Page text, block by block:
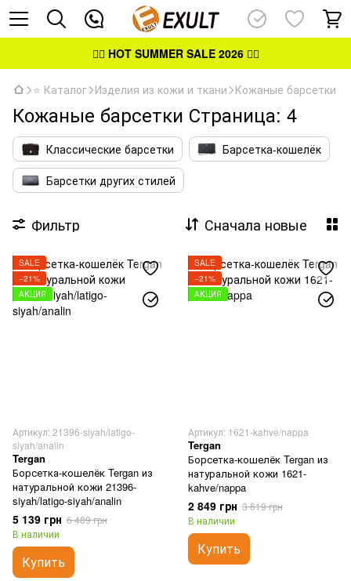
👉🏻 HOT SUMMER SALE 2026👈🏻
⭐ Каталог Изделия из кожи и ткани Кожаные барсетки
Кожаные барсетки Страница: 4
Классические барсетки
Барсетка-кошелёк
Барсетки других стилей
Фильтр Сначала новые
SALE
−21%
АКЦИЯ
Артикул: 21396-siyah/latigo-
siyah/analin
Tergan
Борсетка-кошелёк Tergan из
натуральной кожи 21396-
siyah/latigo-siyah/analin
5 139 грн 6 489 грн
В наличии
Купить
SALE
−21%
АКЦИЯ
Артикул: 1621-kahve/nappa
Tergan
Борсетка-кошелёк Tergan из
натуральной кожи 1621-
kahve/nappa
2 849 грн 3 619 грн
В наличии
Купить